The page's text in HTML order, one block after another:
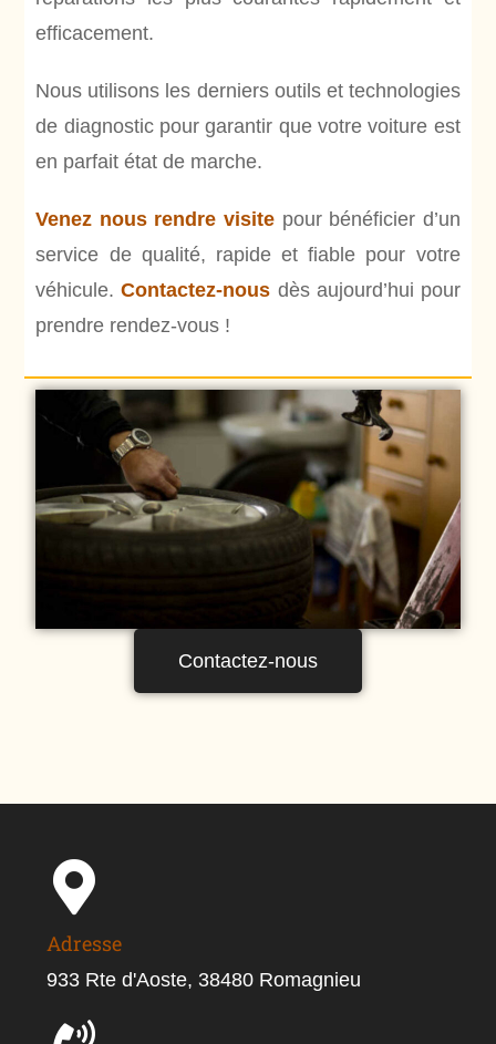
efficacement.
Nous utilisons les derniers outils et technologies
de diagnostic pour garantir que votre voiture est
en parfait état de marche.
Venez nous rendre visite pour bénéficier d’un
service de qualité, rapide et fiable pour votre
véhicule.Contactez-nous dès aujourd’hui pour
prendre rendez-vous !
Contactez-nous
Adresse
933 Rte d'Aoste, 38480 Romagnieu